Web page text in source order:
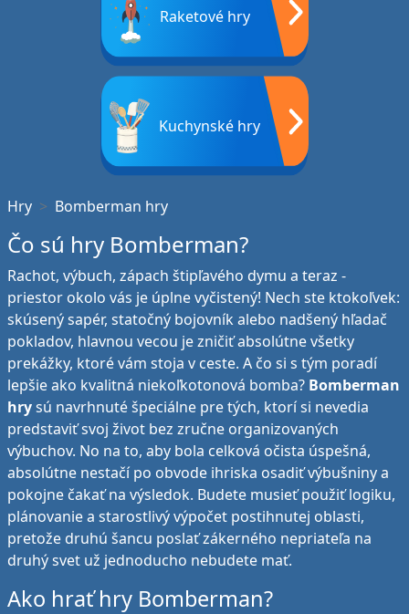
Raketové hry
Kuchynské hry
Hry Bomberman hry
Čo sú hry Bomberman?
Rachot, výbuch, zápach štipľavého dymu a teraz -
priestor okolo vás je úplne vyčistený! Nech ste ktokoľvek:
skúsený sapér, statočný bojovník alebo nadšený hľadač
pokladov, hlavnou vecou je zničiť absolútne všetky
prekážky, ktoré vám stoja v ceste. A čo si s tým poradí
lepšie ako kvalitná niekoľkotonová bomba? Bomberman
hrysú navrhnuté špeciálne pre tých, ktorí si nevedia
predstaviť svoj život bez zručne organizovaných
výbuchov. No na to, aby bola celková očista úspešná,
absolútne nestačí po obvode ihriska osadiť výbušniny a
pokojne čakať na výsledok. Budete musieť použiť logiku,
plánovanie a starostlivý výpočet postihnutej oblasti,
pretože druhú šancu poslať zákerného nepriateľa na
druhý svet už jednoducho nebudete mať.
Ako hrať hry Bomberman?